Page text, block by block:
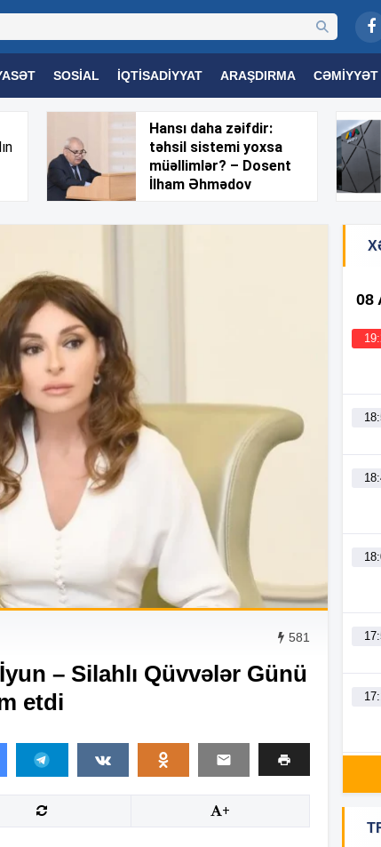
SOSIAL İQTISADIYYAT ARAŞDIRMA CƏMIYYƏT
SAĞLAMLIQ MARAQLI TRIBUNA TV
Hansı daha zəifdir:
təhsil sistemi yoxsa
müəllimlər? – Dosent
İlham Əhmədov
581
– Silahlı Qüvvələr Günü
etdi
+
08